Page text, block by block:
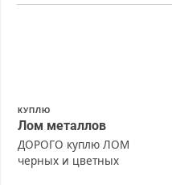
КУПЛЮ
Лом металлов
ДОРОГО куплю ЛОМ
черных и цветных